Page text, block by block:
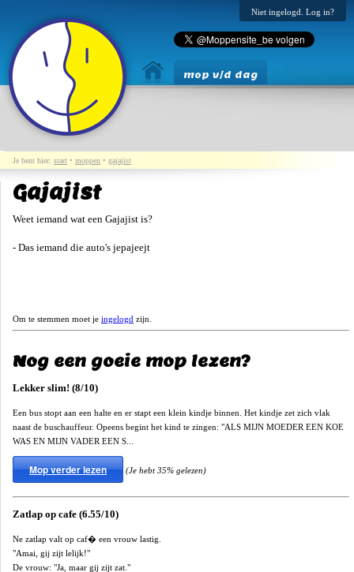
Niet ingelogd. Log in?
mop v/d dag
Je bent hier: start • moppen • gajajist
Gajajist
Weet iemand wat een Gajajist is?
- Das iemand die auto's jepajeejt
Om te stemmen moet je ingelogd zijn.
Nog een goeie mop lezen?
Lekker slim! (8/10)
Een bus stopt aan een halte en er stapt een klein kindje binnen. Het kindje zet zich vlak
naast de buschauffeur. Opeens begint het kind te zingen: "ALS MIJN MOEDER EEN KOE
WAS EN MIJN VADER EEN S...
Mop verder lezen (Je hebt 35% gelezen)
Zatlap op cafe (6.55/10)
Ne zatlap valt op caf� een vrouw lastig.
"Amai, gij zijt lelijk!"
De vrouw: "Ja, maar gij zijt zat."